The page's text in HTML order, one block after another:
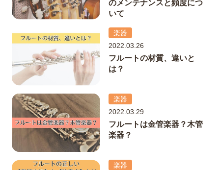
のメンテナンスと頻度につ
いて
楽器
2022.03.26
フルートの材質、違いと
は？
楽器
2022.03.29
フルートは金管楽器？木管
楽器？
楽器